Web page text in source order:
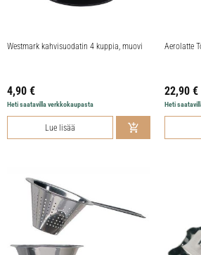
Westmark kahvisuodatin 4 kuppia, muovi
4,90 €
Heti saatavilla verkkokaupasta
Lue lisää
Aerolatte
22,90 €
Heti